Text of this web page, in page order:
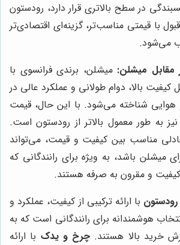
در سطح بالاتری قرار دارد، رودستون
قبول با قیمتی مناسب‌تر، گزینه‌ای اقتصادی‌تر
می‌شود.
مقابل میشلن: میشلن، برندی فرانسوی با
بالا، دوام طولانی و عملکرد عالی در
شناخته می‌شود. با این حال، قیمت
به طور معمول بالاتر از رودستون است.
مناسب بین کیفیت و قیمت، می‌تواند
میشلن باشد، به ویژه برای رانندگانی که
کیفیت و مقرون به صرفه هستند.
با ارائه ترکیبی از کیفیت، عملکرد و
هوشمندانه برای رانندگانی است که به
خرید بالا هستند. چرخ و یدک با ارائه